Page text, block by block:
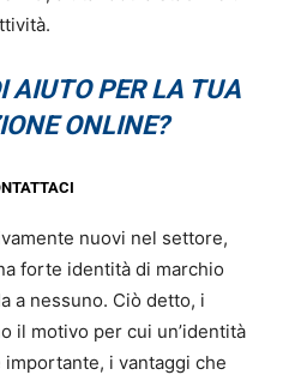
AIUTO PER LA TUA
ONLINE?
nuovi nel settore,
forte identità di marchio
a nessuno. Ciò detto, i
il motivo per cui un’identità
i vantaggi che